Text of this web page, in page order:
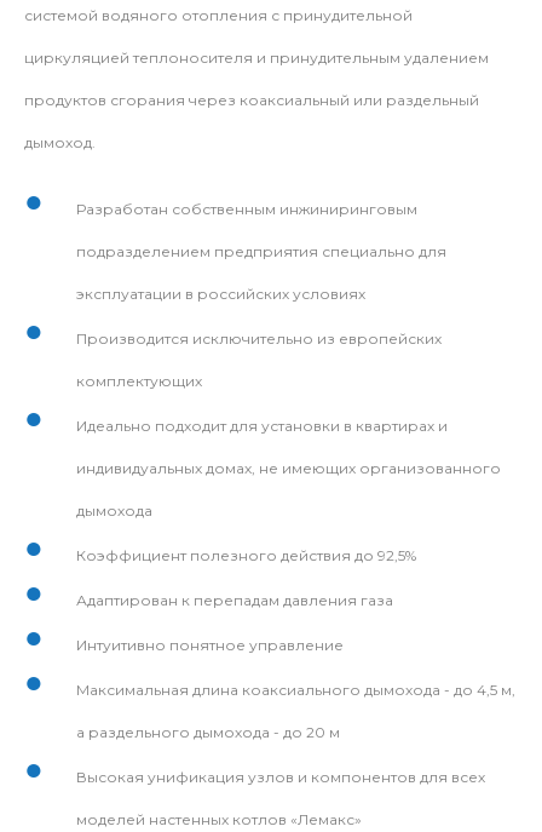
системой водяного отопления с принудительной
циркуляцией теплоносителя и принудительным удалением
продуктов сгорания через коаксиальный или раздельный
дымоход.
Разработан собственным инжиниринговым
подразделением предприятия специально для
эксплуатации в российских условиях
Производится исключительно из европейских
комплектующих
Идеально подходит для установки в квартирах и
индивидуальных домах, не имеющих организованного
дымохода
Коэффициент полезного действия до 92,5%
Адаптирован к перепадам давления газа
Интуитивно понятное управление
Максимальная длина коаксиального дымохода - до 4,5 м,
а раздельного дымохода - до 20 м
Высокая унификация узлов и компонентов для всех
моделей настенных котлов «Лемакс»